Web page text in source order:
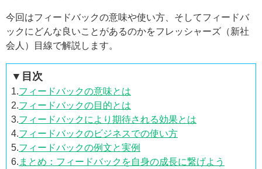
今回はフィードバックの意味や使い方、そしてフィードバ
ックにどんな良いことがあるのかをフレッシャーズ（新社
会人）目線で解説します。
▼目次
1.フィードバックの意味とは
2.フィードバックの目的とは
3.フィードバックにより期待される効果とは
4.フィードバックのビジネスでの使い方
5.フィードバックの例文と実例
6. まとめ：フィードバックを自身の成長に繋げよう